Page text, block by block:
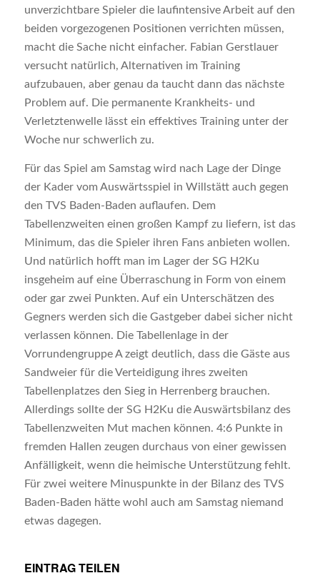
unverzichtbare Spieler die laufintensive Arbeit auf den
beiden vorgezogenen Positionen verrichten müssen,
macht die Sache nicht einfacher. Fabian Gerstlauer
versucht natürlich, Alternativen im Training
aufzubauen, aber genau da taucht dann das nächste
Problem auf. Die permanente Krankheits- und
Verletztenwelle lässt ein effektives Training unter der
Woche nur schwerlich zu.
Für das Spiel am Samstag wird nach Lage der Dinge
der Kader vom Auswärtsspiel in Willstätt auch gegen
den TVS Baden-Baden auflaufen. Dem
Tabellenzweiten einen großen Kampf zu liefern, ist das
Minimum, das die Spieler ihren Fans anbieten wollen.
Und natürlich hofft man im Lager der SG H2Ku
insgeheim auf eine Überraschung in Form von einem
oder gar zwei Punkten. Auf ein Unterschätzen des
Gegners werden sich die Gastgeber dabei sicher nicht
verlassen können. Die Tabellenlage in der
Vorrundengruppe A zeigt deutlich, dass die Gäste aus
Sandweier für die Verteidigung ihres zweiten
Tabellenplatzes den Sieg in Herrenberg brauchen.
Allerdings sollte der SG H2Ku die Auswärtsbilanz des
Tabellenzweiten Mut machen können. 4:6 Punkte in
fremden Hallen zeugen durchaus von einer gewissen
Anfälligkeit, wenn die heimische Unterstützung fehlt.
Für zwei weitere Minuspunkte in der Bilanz des TVS
Baden-Baden hätte wohl auch am Samstag niemand
etwas dagegen.
EINTRAG TEILEN